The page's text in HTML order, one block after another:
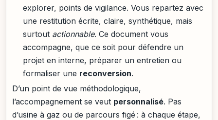
explorer, points de vigilance. Vous repartez avec
une restitution écrite, claire, synthétique, mais
surtout actionnable. Ce document vous
accompagne, que ce soit pour défendre un
projet en interne, préparer un entretien ou
formaliser une reconversion.
D’un point de vue méthodologique,
l’accompagnement se veut personnalisé. Pas
d’usine à gaz ou de parcours figé : à chaque étape,